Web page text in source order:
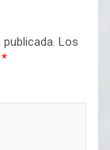
Los
*